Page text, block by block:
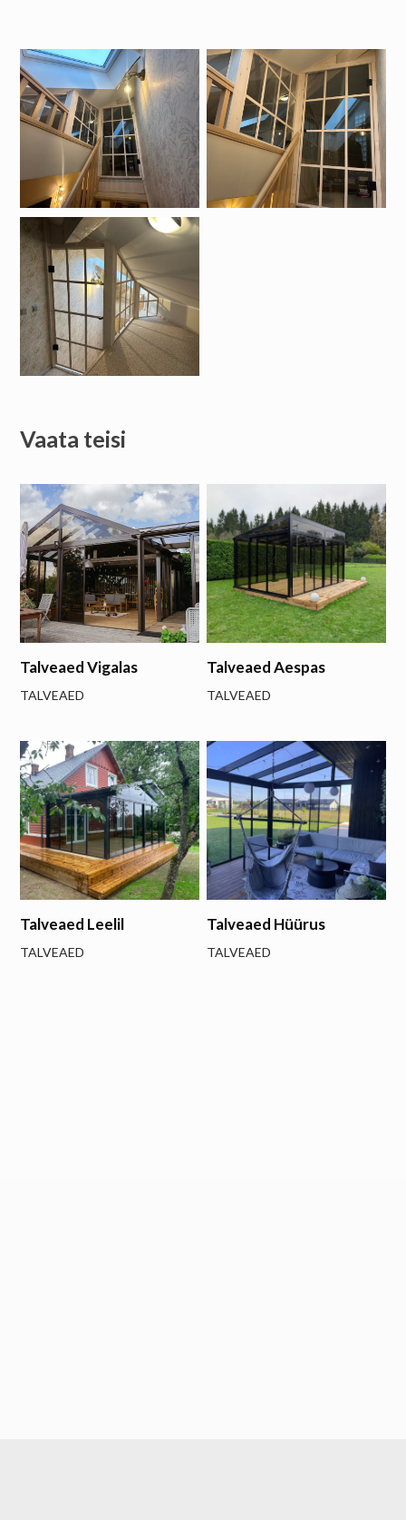
Vaata teisi
Talveaed Vigalas
TALVEAED
Talveaed Aespas
TALVEAED
Talveaed Leelil
TALVEAED
Talveaed Hüürus
TALVEAED